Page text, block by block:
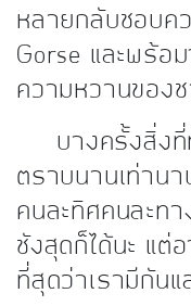
หลายกลับชอบค
Gorse และพร้อ
ความหวานของ
บางครั้งสิ่งที่ท
ตราบนานเท่าน
คนละทิศคนละทา
ชังสุดก็ได้นะ แต่
ที่สุดว่าเรามีกันแ